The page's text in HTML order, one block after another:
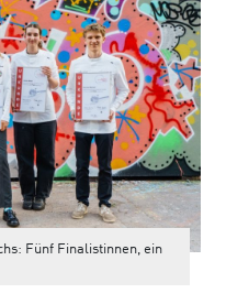
Fünf Finalistinnen, ein